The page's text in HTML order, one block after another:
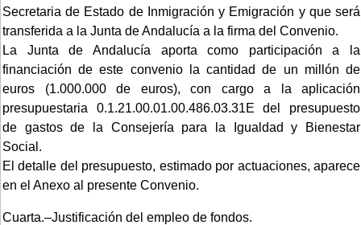
Secretaria de Estado de Inmigración y Emigración y que será
transferida a la Junta de Andalucía a la firma del Convenio.
La Junta de Andalucía aporta como participación a la
financiación de este convenio la cantidad de un millón de
euros (1.000.000 de euros), con cargo a la aplicación
presupuestaria 0.1.21.00.01.00.486.03.31E del presupuesto
de gastos de la Consejería para la Igualdad y Bienestar
Social.
El detalle del presupuesto, estimado por actuaciones, aparece
en el Anexo al presente Convenio.
Cuarta.–Justificación del empleo de fondos.